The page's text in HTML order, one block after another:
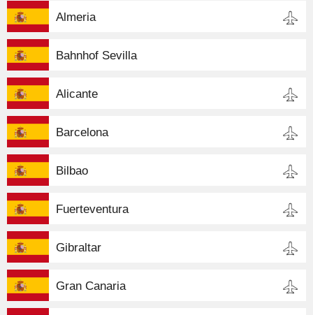
Almeria
Bahnhof Sevilla
Alicante
Barcelona
Bilbao
Fuerteventura
Gibraltar
Gran Canaria